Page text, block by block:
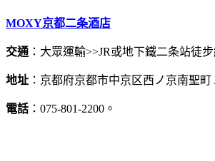
MOXY京都二条酒店
交通 ：大眾運輸>>JR或地下鐵二条站徒步
地址 ：京都府京都市中京区西ノ京南聖町
電話 ：075-801-2200。